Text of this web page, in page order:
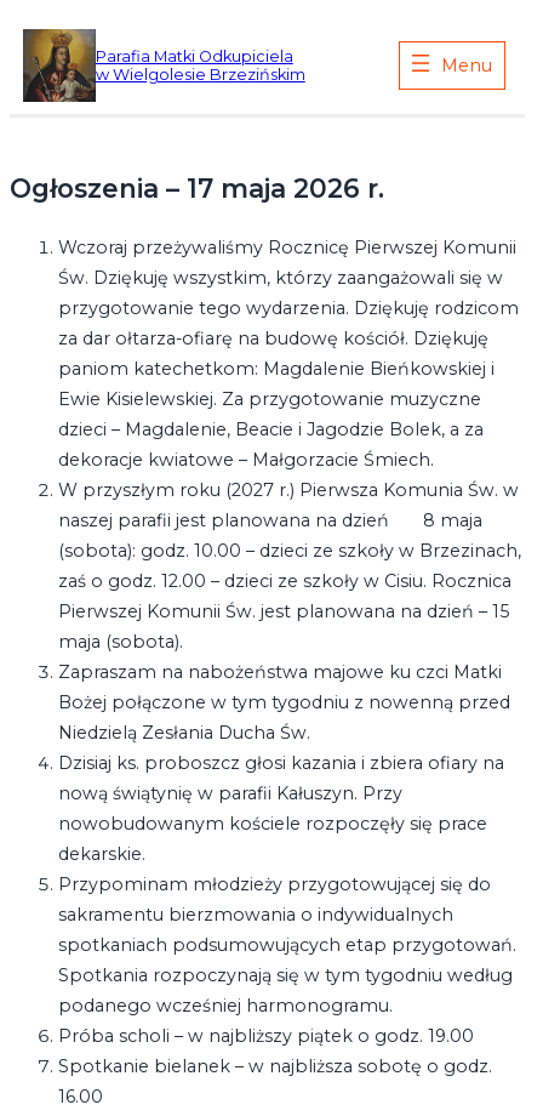
treści
Parafia Matki Odkupiciela
w Wielgolesie Brzezińskim
Ogłoszenia – 17 maja 2026 r.
Wczoraj przeżywaliśmy Rocznicę Pierwszej Komunii
Św. Dziękuję wszystkim, którzy zaangażowali się w
przygotowanie tego wydarzenia. Dziękuję rodzicom
za dar ołtarza-ofiarę na budowę kościół. Dziękuję
paniom katechetkom: Magdalenie Bieńkowskiej i
Ewie Kisielewskiej. Za przygotowanie muzyczne
dzieci – Magdalenie, Beacie i Jagodzie Bolek, a za
dekoracje kwiatowe – Małgorzacie Śmiech.
W przyszłym roku (2027 r.) Pierwsza Komunia Św. w
naszej parafii jest planowana na dzień 8 maja
(sobota): godz. 10.00 – dzieci ze szkoły w Brzezinach,
zaś o godz. 12.00 – dzieci ze szkoły w Cisiu. Rocznica
Pierwszej Komunii Św. jest planowana na dzień – 15
maja (sobota).
Zapraszam na nabożeństwa majowe ku czci Matki
Bożej połączone w tym tygodniu z nowenną przed
Niedzielą Zesłania Ducha Św.
Dzisiaj ks. proboszcz głosi kazania i zbiera ofiary na
nową świątynię w parafii Kałuszyn. Przy
nowobudowanym kościele rozpoczęły się prace
dekarskie.
Przypominam młodzieży przygotowującej się do
sakramentu bierzmowania o indywidualnych
spotkaniach podsumowujących etap przygotowań.
Spotkania rozpoczynają się w tym tygodniu według
podanego wcześniej harmonogramu.
Próba scholi – w najbliższy piątek o godz. 19.00
Spotkanie bielanek – w najbliższa sobotę o godz.
16.00